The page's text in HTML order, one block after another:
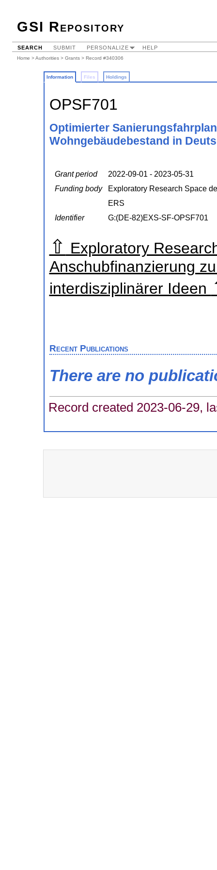
GSI Repository
SEARCH SUBMIT PERSONALIZE HELP
Home >Authorities > Grants > Record #340306
Information Files Holdings
OPSF701
Optimierter
Wohngebäudebestand in
Grant period
2022-09-01 - 2023-05-31
Funding body
Exploratory Research Space
ERS
Identifier
G:(DE-82)EXS-SF-OPSF701
⇧ Exploratory
Anschubfinanzierung
interdisziplinärer Ideen
Recent Publications
There are no
Record created 2023-06-29,